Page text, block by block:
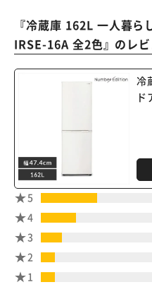
『冷蔵庫 162L 一人暮ら
IRSE-16A 全2色』のレ
冷
5
4
3
2
1
※ご確認ください
カートに入れる